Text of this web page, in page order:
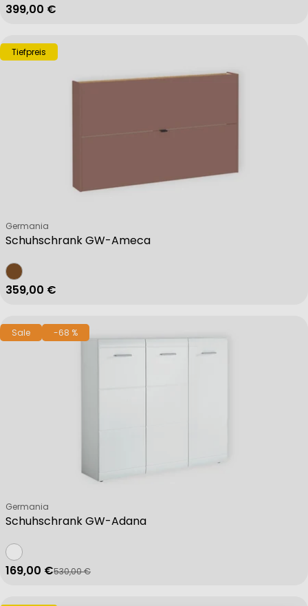
Regulärer Preis
399,00 €
Tiefpreis
Schuhschrank GW-Ameca
Verkäufer:
Germania
Regulärer Preis
359,00 €
Sale -68 %
Schuhschrank GW-Adana
Verkäufer:
Germania
Verkaufspreis
169,00 €
Regulärer Preis
530,00 €